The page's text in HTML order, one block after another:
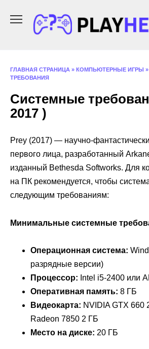
содержанию
ГЛАВНАЯ СТРАНИЦА » КОМПЬЮТЕРНЫЕ ИГРЫ »
ТРЕБОВАНИЯ
Системные
2017 )
Prey (2017) — научно-
первого лица, разработанный
изданный Bethesda Softworks. Для
на ПК рекомендуется, чтобы
следующим требованиям:
Минимальные системные
Операционная система:
разрядные версии)
Процессор: Intel i5-2400 или
Оперативная память: 8 ГБ
Видеокарта: NVIDIA GTX 660
Radeon 7850 2 ГБ
Место на диске: 20 ГБ